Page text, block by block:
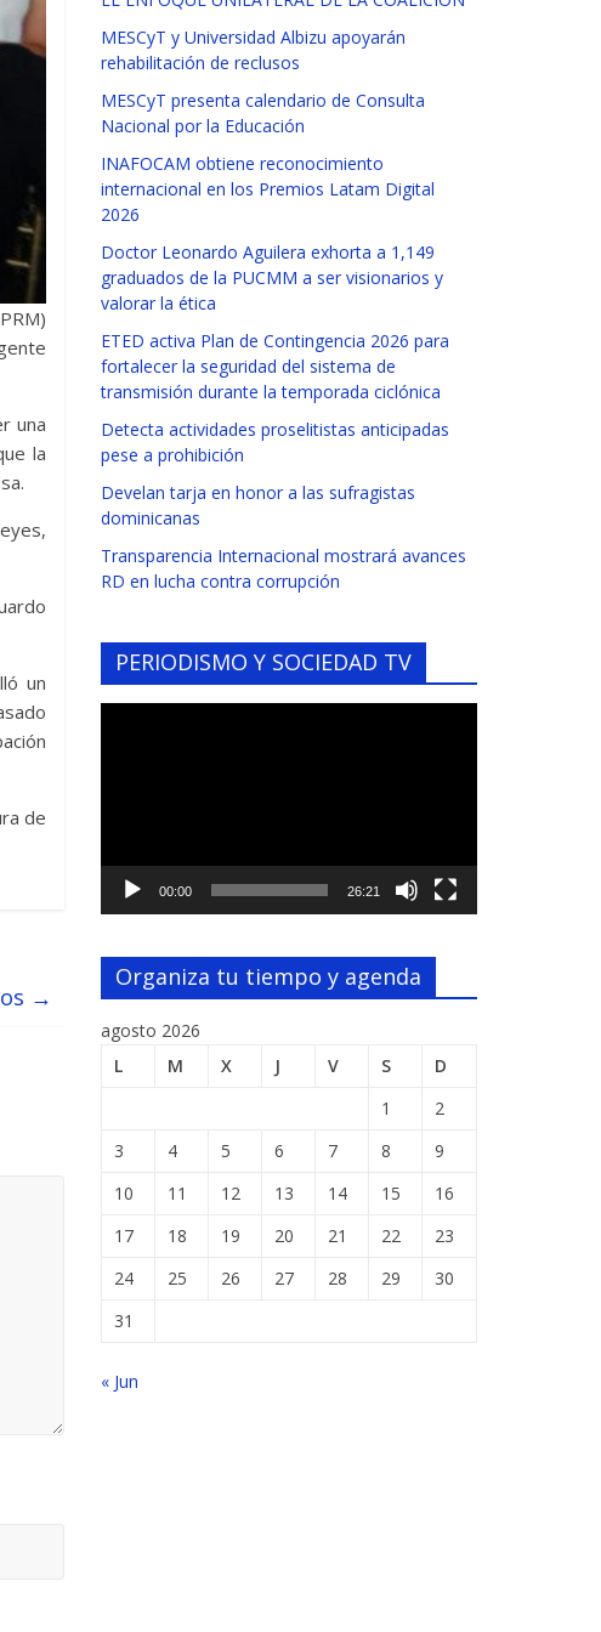
una
la
un
de
→
MESCyT y Universidad Albizu apoyarán
rehabilitación de reclusos
MESCyT presenta calendario de Consulta
Nacional por la Educación
INAFOCAM obtiene reconocimiento
internacional en los Premios Latam Digital
2026
Doctor Leonardo Aguilera exhorta a 1,149
graduados de la PUCMM a ser visionarios y
valorar la ética
ETED activa Plan de Contingencia 2026 para
fortalecer la seguridad del sistema de
transmisión durante la temporada ciclónica
Detecta actividades proselitistas anticipadas
pese a prohibición
Develan tarja en honor a las sufragistas
dominicanas
Transparencia Internacional mostrará avances
RD en lucha contra corrupción
PERIODISMO Y SOCIEDAD TV
00:00 26:21
Organiza tu tiempo y agenda
agosto 2026
L
M X J V S
D
1
2
3
4 5 6 7 8
9
10
11 12 13 14 15
16
17
18 19 20 21 22
23
24
25 26 27 28 29
30
31
« Jun